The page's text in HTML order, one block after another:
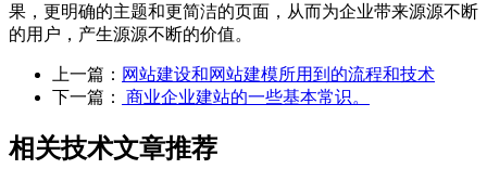
果，更明确的主题和更简洁的页面，从而为企业带来源源不断
的用户，产生源源不断的价值。
上一篇： 网站建设和网站建模所用到的流程和技术
下一篇：
商业企业建站的一些基本常识。
相关技术文章推荐